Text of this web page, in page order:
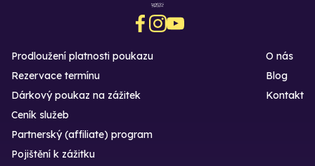
Prodloužení platnosti poukazu
Rezervace termínu
Dárkový poukaz na zážitek
O nás
Blog
Kontakt
Ceník služeb
Partnerský (affiliate) program
Pojištění k zážitku